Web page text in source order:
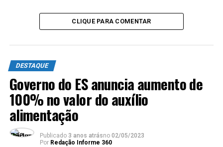
Dia D contra a Covid-19: mais de 200 mil doses
disponíveis para a população acima dos 18 anos neste
sábado (21)
CLIQUE PARA COMENTAR
DESTAQUE
Governo do ES anuncia aumento de
100% no valor do auxílio
alimentação
Publicado 3 anos atrásno 02/05/2023
Por Redação Informe 360